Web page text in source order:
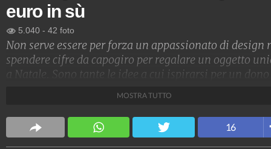
euro in sù
5.040 - 42 foto
Non serve essere per forza un appassionato di design
spendere cifre da capogiro per regalare un oggetto
a Natale. Sono tante le idee a cui ispirarsi per un dono
Stile e trend
1.515.033.023 1.957 video 138.069 foto
MOSTRA TUTTO
16